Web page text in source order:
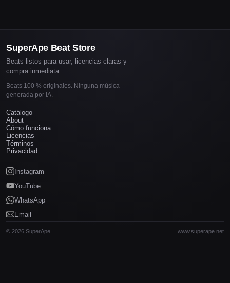
SuperApe Beat Store
Beats listos para usar, licencias claras y
compra inmediata.
Beats 100 % originales. Ninguna música
generada por IA.
Catálogo
About
Cómo funciona
Licencias
Términos
Privacidad
Instagram
YouTube
WhatsApp
Email
© 2026 SuperApe www.superape.net